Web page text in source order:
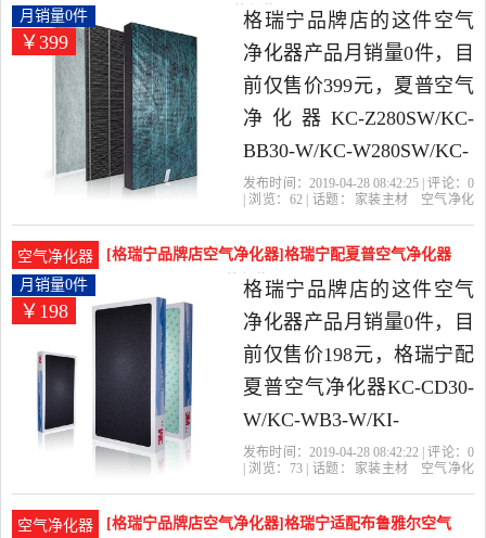
器，由上海发货。
Z280SW/K月销量0件仅售399元
￥399
月销量0件
格瑞宁品牌店的这件空气
净化器产品月销量0件，目
前仅售价399元，夏普空气
净化器KC-Z280SW/KC-
BB30-W/KC-W280SW/KC-
WE31-W滤网是2019年格瑞
中性价比很高的空气净化
器，由上海发货。
发布时间：2019-04-28 08:42:25 | 评论： 0
| 浏览： 62| 话题： 家装主材
空气净化
空气净化器
[格瑞宁品牌店空气净化器]格瑞宁配夏普空气净化器
KC-CD30月销量0件仅售198元
￥198
月销量0件
格瑞宁品牌店的这件空气
净化器产品月销量0件，目
前仅售价198元，格瑞宁配
夏普空气净化器KC-CD30-
W/KC-WB3-W/KI-
DX70/KI-BX70滤网是2019
主材当中性价比很高的空
发布时间：2019-04-28 08:42:22 | 评论： 0
| 浏览： 73| 话题： 家装主材
空气净化
空气净化器
[格瑞宁品牌店空气净化器]格瑞宁适配布鲁雅尔空气